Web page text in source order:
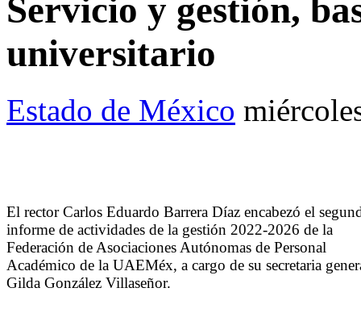
Servicio y gestión,
universitario
Estado de México
El rector Carlos Eduardo Barrera Díaz encabezó el
informe de actividades de la gestión 2022-2026 de la
Federación de Asociaciones Autónomas de Personal
Académico de la UAEMéx, a cargo de su secretaria
Gilda González Villaseñor.